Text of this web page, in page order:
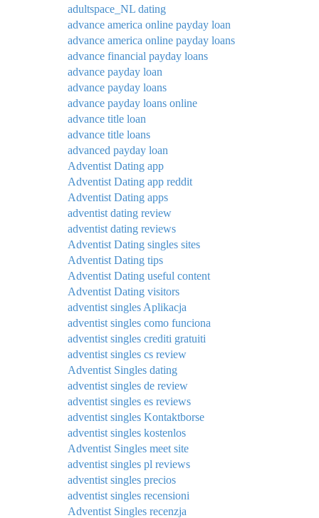
adultspace_NL dating
advance america online payday loan
advance america online payday loans
advance financial payday loans
advance payday loan
advance payday loans
advance payday loans online
advance title loan
advance title loans
advanced payday loan
Adventist Dating app
Adventist Dating app reddit
Adventist Dating apps
adventist dating review
adventist dating reviews
Adventist Dating singles sites
Adventist Dating tips
Adventist Dating useful content
Adventist Dating visitors
adventist singles Aplikacja
adventist singles como funciona
adventist singles crediti gratuiti
adventist singles cs review
Adventist Singles dating
adventist singles de review
adventist singles es reviews
adventist singles Kontaktborse
adventist singles kostenlos
Adventist Singles meet site
adventist singles pl reviews
adventist singles precios
adventist singles recensioni
Adventist Singles recenzja